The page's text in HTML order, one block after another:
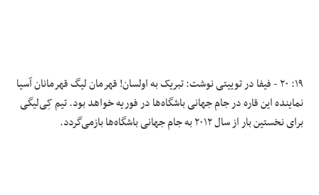
۱۹: ۲۰ - فیفا در توییتی نوشت: تبریک به اولسان! قهرمان لیگ قهرمانان آسیا
نماینده این قاره در جام جهانی باشگاه‌ها در فوریه خواهد بود. تیم کِی‌لیگی
برای نخستین بار از سال ۲۰۱۲ به جام جهانی باشگاه‌ها بازمی‌گردد.